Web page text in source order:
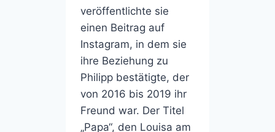
veröffentlichte sie
einen Beitrag auf
Instagram, in dem sie
ihre Beziehung zu
Philipp bestätigte, der
von 2016 bis 2019 ihr
Freund war. Der Titel
„Papa“, den Louisa am